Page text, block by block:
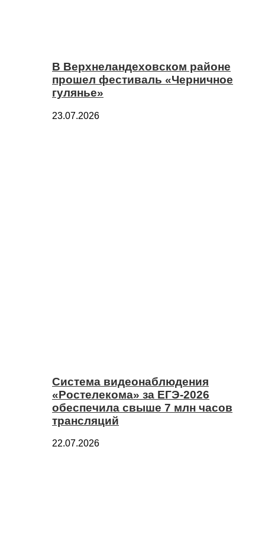
В Верхнеландеховском районе
прошел фестиваль «Черничное
гулянье»
23.07.2026
Система видеонаблюдения
«Ростелекома» за ЕГЭ-2026
обеспечила свыше 7 млн часов
трансляций
22.07.2026